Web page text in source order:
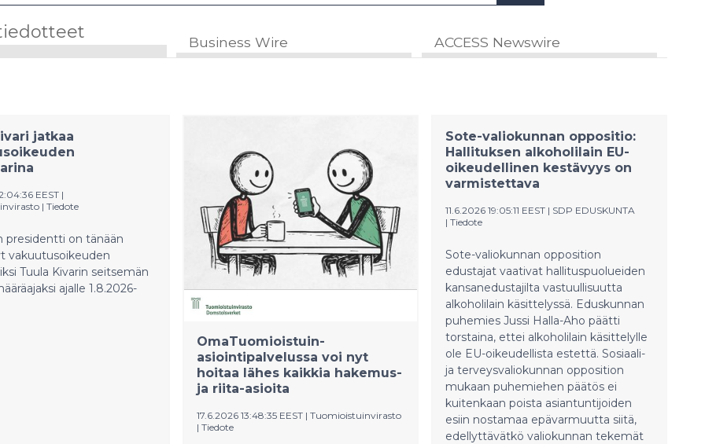
Business Wire ACCESS Newswire
jatkaa
EEST |
| Tiedote
presidentti on tänään
vakuutusoikeuden
Tuula Kivarin seitsemän
ajalle 1.8.2026-
OmaTuomioistuin-
asiointipalvelussa voi nyt
hoitaa lähes kaikkia hakemus-
ja riita-asioita
17.6.2026 13:48:35 EEST | Tuomioistuinvirasto
| Tiedote
Sote-valiokunnan oppositio:
Hallituksen alkoholilain EU-
oikeudellinen kestävyys on
varmistettava
11.6.2026 19:05:11 EEST | SDP EDUSKUNTA
| Tiedote
Sote-valiokunnan opposition
edustajat vaativat hallituspuolueiden
kansanedustajilta vastuullisuutta
alkoholilain käsittelyssä. Eduskunnan
puhemies Jussi Halla-Aho päätti
torstaina, ettei alkoholilain käsittelylle
ole EU-oikeudellista estettä. Sosiaali-
ja terveysvaliokunnan opposition
mukaan puhemiehen päätös ei
kuitenkaan poista asiantuntijoiden
esiin nostamaa epävarmuutta siitä,
edellyttävätkö valiokunnan tekemät